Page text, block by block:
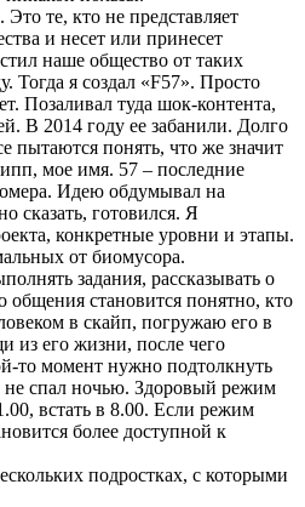
те, кто не представляет
и несет или принесет
наше общество от таких
Тогда я создал «F57». Просто
Позаливал туда шок-контента,
В 2014 году ее забанили. Долго
пытаются понять, что же значит
мое имя. 57 – последние
Идею обдумывал на
сказать, готовился. Я
конкретные уровни и этапы.
от биомусора.
задания, рассказывать о
общения становится понятно, кто
в скайп, погружаю его в
из его жизни, после чего
то момент нужно подтолкнуть
не спал ночью. Здоровый режим
встать в 8.00. Если режим
более доступной к
подростках, с которыми